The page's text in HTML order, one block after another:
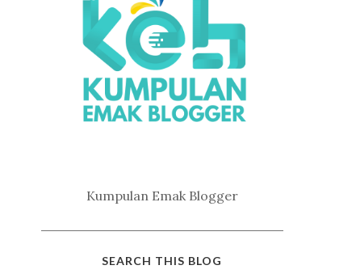
Kumpulan Emak Blogger
SEARCH THIS BLOG